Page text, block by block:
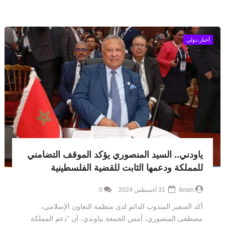
أخبار،دولي
ياودني.. السيد المنصوري يؤكد الموقف التضامني
للمملكة ودعمها الثابت للقضية الفلسطينية
ikram
0
أكد السفير المندوب الدائم لدى منظمة التعاون الإسلامي،
مصطفى المنصوري، أمس الجمعة بياوندي، أن “دعم المملكة